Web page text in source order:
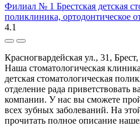
Филиал № 1 Брестская детская
поликлиника, ортодонтическое
4.1
Красногвардейская ул., 31,
Наша стоматологическая
детская стоматологическая
отделение рада приветствовать
компании. У нас вы сможете
всех зубных заболеваний. На
прочитать полное описание